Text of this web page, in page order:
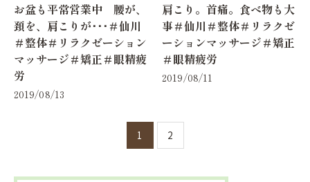
お盆も平常営業中 腰が、
頚を、肩こりが･･･＃仙川
＃整体＃リラクゼーション
マッサージ＃矯正＃眼精疲
労
2019/08/13
肩こり。首痛。食べ物も大
事＃仙川＃整体＃リラクゼ
ーションマッサージ＃矯正
＃眼精疲労
2019/08/11
1 2